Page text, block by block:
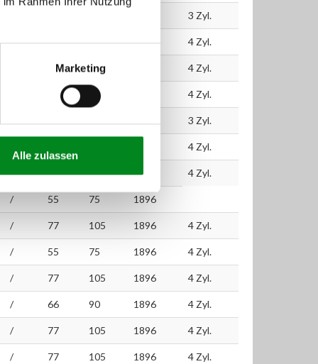
Marketing
Alle zulassen
3 Zyl.
/ 74 100 1896 4 Zyl.
77 105 4 Zyl.
105 4 Zyl.
/ 59 80 1422 3 Zyl.
4 Zyl.
/ 77 105 1896 4 Zyl.
/ 55 75 1896
/ 77 105 1896 4 Zyl.
/ 55 75 1896 4 Zyl.
/ 77 105 1896 4 Zyl.
/ 66 90 1896 4 Zyl.
/ 77 105 1896 4 Zyl.
/ 77 105 1896 4 Zyl.